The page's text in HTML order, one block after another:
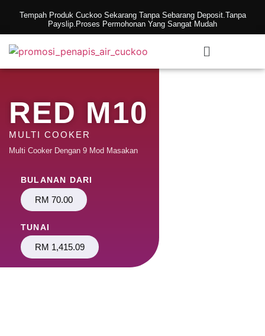
Tempah Produk Cuckoo Sekarang Tanpa Sebarang Deposit.Tanpa
Payslip.Proses Permohonan Yang Sangat Mudah
RED M10
MULTI COOKER
Multi Cooker Dengan 9 Mod Masakan
BULANAN DARI
RM 70.00
TUNAI
RM 1,415.09